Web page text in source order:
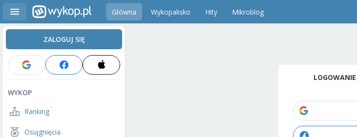
Główna Wykopalisko Hity Mikroblog
ZALOGUJ SIĘ
WYKOP
Ranking
Osiągnięcia
LOGOWANIE